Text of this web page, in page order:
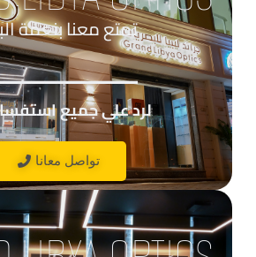
تمتع معنا بنعمة
لرد علي جميع
تواصل معانا